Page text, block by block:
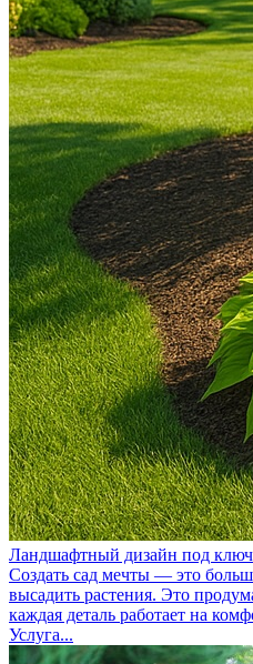
Ландшафтный дизайн под ключ
Создать сад мечты — это
высадить растения. Это
каждая деталь работает на
Услуга...